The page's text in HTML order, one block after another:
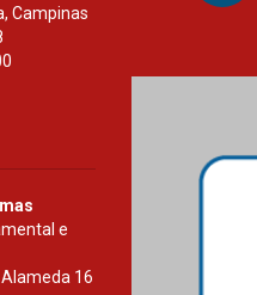
Campinas
e
16